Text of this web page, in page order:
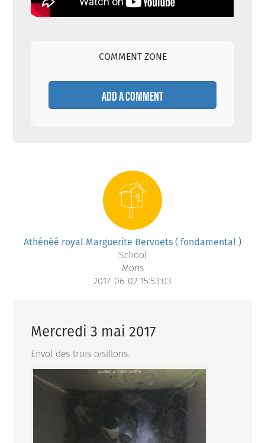
COMMENT ZONE
ADD A COMMENT
Athénéé royal Marguerite Bervoets ( fondamental )
School
Mons
2017-06-02 15:53:03
Mercredi 3 mai 2017
Envol des trois oisillons.